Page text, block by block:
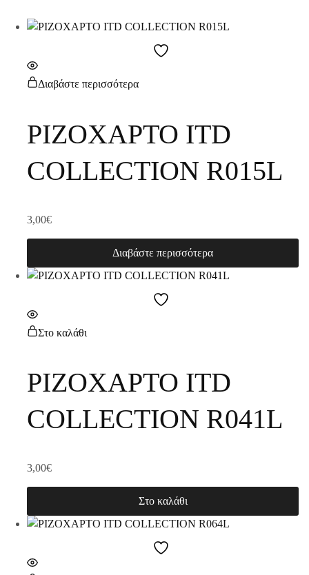
Διαβάστε περισσότερα
ΡΙΖΟΧΑΡΤΟ ITD
COLLECTION R015L
3,00€
Διαβάστε περισσότερα
Στο καλάθι
ΡΙΖΟΧΑΡΤΟ ITD
COLLECTION R041L
3,00€
Στο καλάθι